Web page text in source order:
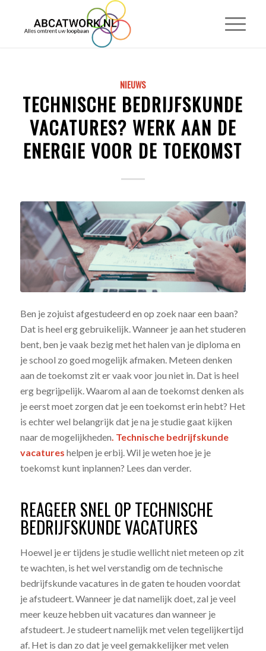
NIEUWS
TECHNISCHE BEDRIJFSKUNDE
VACATURES? WERK AAN DE
ENERGIE VOOR DE TOEKOMST
Ben je zojuist afgestudeerd en op zoek naar een baan?
Dat is heel erg gebruikelijk. Wanneer je aan het studeren
bent, ben je vaak bezig met het halen van je diploma en
je school zo goed mogelijk afmaken. Meteen denken
aan de toekomst zit er vaak voor jou niet in. Dat is heel
erg begrijpelijk. Waarom al aan de toekomst denken als
je eerst moet zorgen dat je een toekomst erin hebt? Het
is echter wel belangrijk dat je na je studie gaat kijken
naar de mogelijkheden. Technische bedrijfskunde
vacatures helpen je erbij. Wil je weten hoe je je
toekomst kunt inplannen? Lees dan verder.
REAGEER SNEL OP TECHNISCHE
BEDRIJFSKUNDE VACATURES
Hoewel je er tijdens je studie wellicht niet meteen op zit
te wachten, is het wel verstandig om de technische
bedrijfskunde vacatures in de gaten te houden voordat
je afstudeert. Wanneer je dat namelijk doet, zal je veel
meer keuze hebben uit vacatures dan wanneer je
afstudeert. Je studeert namelijk met velen tegelijkertijd
af. Het is dan zo dat je veel gemakkelijker met velen